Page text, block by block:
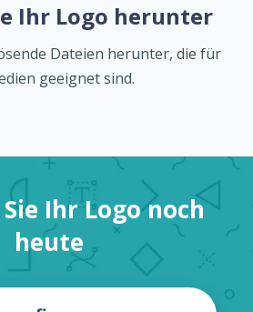
Ihr Logo herunter
Dateien herunter, die für
geeignet sind.
Ihr Logo noch
heute